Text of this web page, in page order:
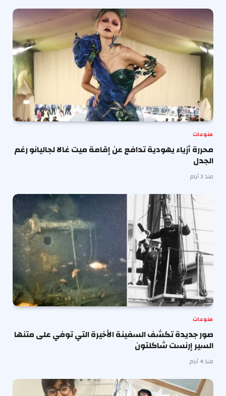
منوعات
محررة أزياء يهودية تدافع عن إقامة ميت غالا لجاليانو رغم
الجدل
منذ 3 أيام
منوعات
صور جديدة تكشف السفينة الأخيرة التي توفي على متنها
السير إرنست شاكلتون
منذ 4 أيام